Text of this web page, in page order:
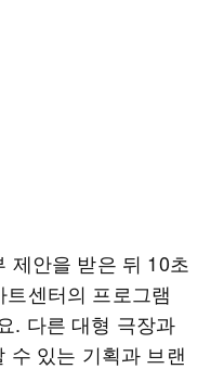
제안을 받은 뒤 10초
트센터의 프로그램
. 다른 대형 극장과
수 있는 기획과 브랜